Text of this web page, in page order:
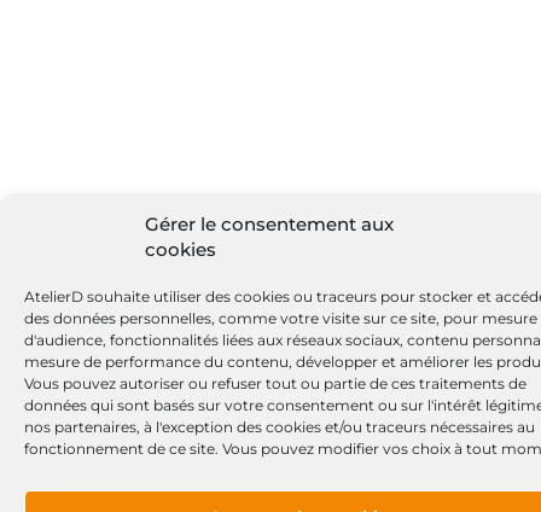
Gérer le consentement aux
cookies
AtelierD souhaite utiliser des cookies ou traceurs pour stocker et
des données personnelles, comme votre visite sur ce site, pour mesure
d'audience, fonctionnalités liées aux réseaux sociaux, contenu
mesure de performance du contenu, développer et améliorer les
Vous pouvez autoriser ou refuser tout ou partie de ces traitements de
données qui sont basés sur votre consentement ou sur l'intérêt
nos partenaires, à l'exception des cookies et/ou traceurs nécessaires au
fonctionnement de ce site. Vous pouvez modifier vos choix à tout